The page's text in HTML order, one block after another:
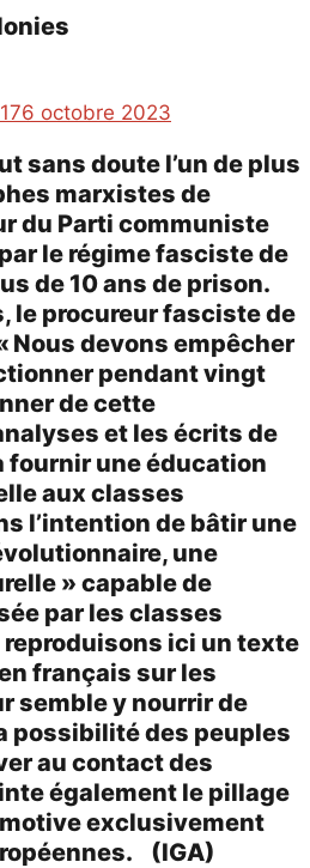
6 octobre 2023
sans doute l’un de plus
marxistes de
du Parti communiste
le régime fasciste de
de 10 ans de prison.
le procureur fasciste de
Nous devons empêcher
pendant vingt
de cette
et les écrits de
fournir une éducation
aux classes
l’intention de bâtir une
une
» capable de
par les classes
ici un texte
français sur les
semble y nourrir de
possibilité des peuples
au contact des
également le pillage
exclusivement
(IGA)